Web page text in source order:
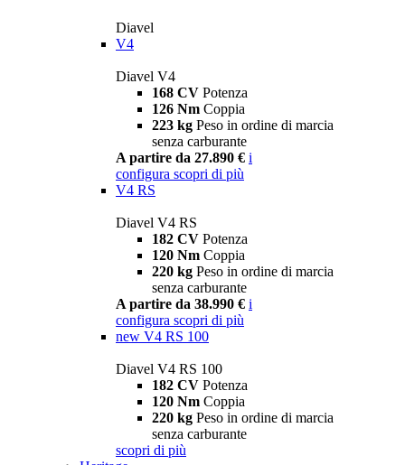
Diavel
V4
Diavel V4
168 CV Potenza
126 Nm Coppia
223 kg Peso in ordine di marcia
senza carburante
A partire da 27.890 € i
configura scopri di più
V4 RS
Diavel V4 RS
182 CV Potenza
120 Nm Coppia
220 kg Peso in ordine di marcia
senza carburante
A partire da 38.990 € i
configura scopri di più
new V4 RS 100
Diavel V4 RS 100
182 CV Potenza
120 Nm Coppia
220 kg Peso in ordine di marcia
senza carburante
scopri di più